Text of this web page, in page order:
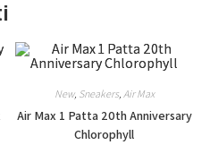
New, Sneakers, Air Max
Air Max 1 Patta 20th Anniversary
Chlorophyll